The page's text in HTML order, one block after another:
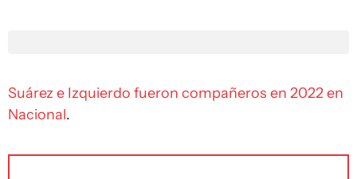
Suárez e Izquierdo fueron compañeros en 2022 en
Nacional.